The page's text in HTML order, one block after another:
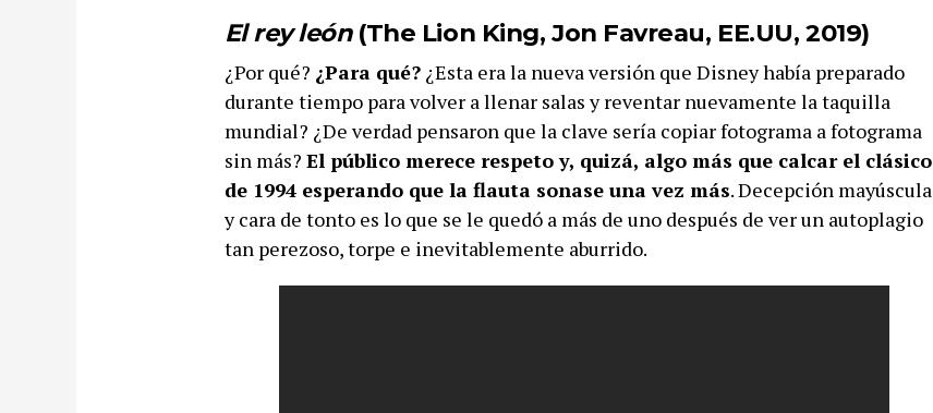
El rey león(The Lion King, Jon Favreau, EE.UU, 2019)
¿Por qué? ¿Para qué?¿Esta era la nueva versión que Disney había preparado
durante tiempo para volver a llenar salas y reventar nuevamente la taquilla
mundial? ¿De verdad pensaron que la clave sería copiar fotograma a fotograma
sin más? El público merece respeto y, quizá, algo más que calcar el clásico
de 1994 esperando que la flauta sonase una vez más. Decepción mayúscula
y cara de tonto es lo que se le quedó a más de uno después de ver un autoplagio
tan perezoso, torpe e inevitablemente aburrido.